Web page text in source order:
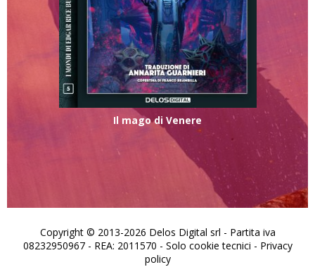
Il mago di Venere
Copyright © 2013-2026 Delos Digital srl - Partita iva
08232950967 - REA: 2011570 - Solo cookie tecnici - Privacy
policy